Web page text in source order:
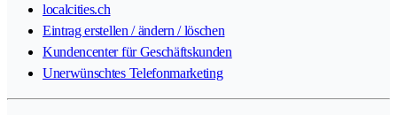
localcities.ch
Eintrag erstellen / ändern / löschen
Kundencenter für Geschäftskunden
Unerwünschtes Telefonmarketing